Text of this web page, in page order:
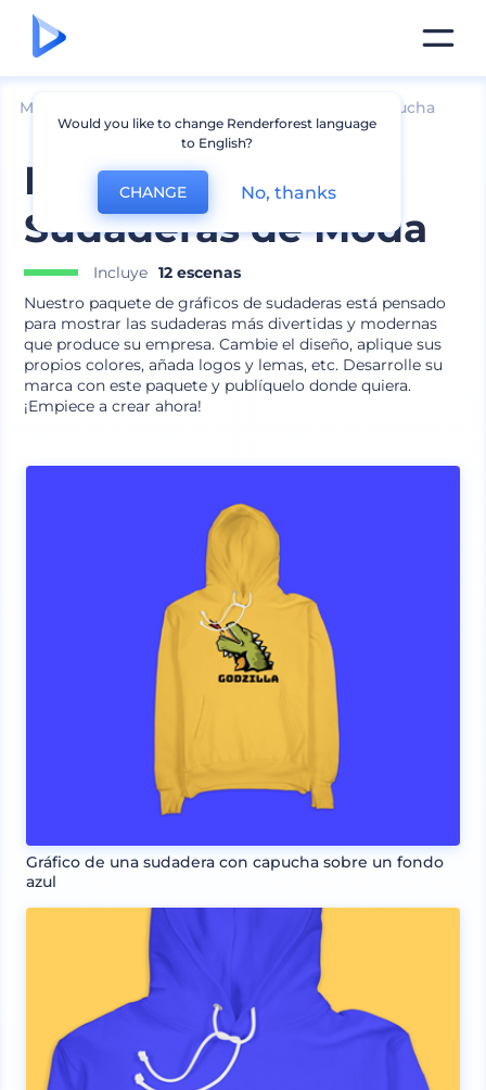
Mockups Mockup de sudadera con capucha
Mockups de
Sudaderas de Moda
Incluye 12 escenas
Nuestro paquete de gráficos de sudaderas está pensado
para mostrar las sudaderas más divertidas y modernas
que produce su empresa. Cambie el diseño, aplique sus
propios colores, añada logos y lemas, etc. Desarrolle su
marca con este paquete y publíquelo donde quiera.
¡Empiece a crear ahora!
Gráfico de una sudadera con capucha sobre un fondo
azul
Would you like to change Renderforest language
to English?
CHANGE No, thanks